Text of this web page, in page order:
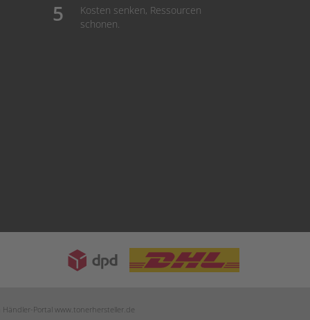
Kosten senken, Ressourcen
schonen.
Händler-Portal www.tonerhersteller.de